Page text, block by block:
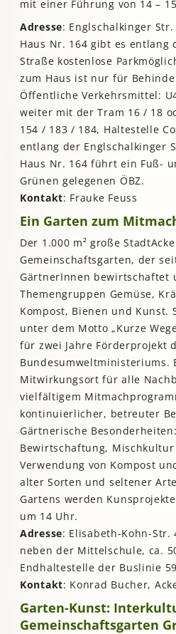
mit einer Führung von 14 –
Adresse: Englschalkinger
Haus Nr. 164 gibt es entlang
Straße kostenlose
zum Haus ist nur für
Öffentliche Verkehrsmittel:
weiter mit der Tram 16 / 18
154 / 183 / 184, Haltestelle
entlang der Englschalkinger
Haus Nr. 164 führt ein Fuß-
Grünen gelegenen ÖBZ.
Kontakt: Frauke Feuss
Ein Garten zum
Der 1.000 m² große
Gemeinschaftsgarten, der
GärtnerInnen bewirtschaftet
Themengruppen Gemüse,
Kompost, Bienen und Kunst.
unter dem Motto „Kurze
für zwei Jahre Förderprojekt
Bundesumweltministeriums.
Mitwirkungsort für alle
vielfältigem
kontinuierlicher, betreuter
Gärtnerische
Bewirtschaftung,
Verwendung von Kompost
alter Sorten und seltener
Gartens werden
um 14 Uhr.
Adresse: Elisabeth-Kohn-
neben der Mittelschule, ca.
Endhaltestelle der Buslinie
Kontakt: Konrad Bucher,
Garten-Kunst:
Gemeinschaftsgarten